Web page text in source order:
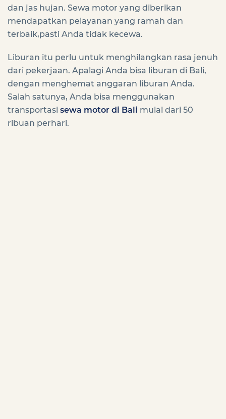
dan jas hujan. Sewa motor yang diberikan
mendapatkan pelayanan yang ramah dan
terbaik,pasti Anda tidak kecewa.
Liburan itu perlu untuk menghilangkan rasa jenuh
dari pekerjaan. Apalagi Anda bisa liburan di Bali,
dengan menghemat anggaran liburan Anda.
Salah satunya, Anda bisa menggunakan
transportasi sewa motor di Bali mulai dari 50
ribuan perhari.